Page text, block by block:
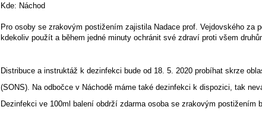
Kde: Náchod
Pro osoby se zrakovým postižením zajistila Nadace prof. Vejdovského
kdekoliv použít a během jedné minuty ochránit své zdraví proti všem
Distribuce a instruktáž k dezinfekci bude od 18. 5. 2020 probíhat skrze
(SONS). Na odbočce v Náchodě máme také dezinfekci k dispozici, tak
Dezinfekci ve 100ml balení obdrží zdarma osoba se zrakovým postižením